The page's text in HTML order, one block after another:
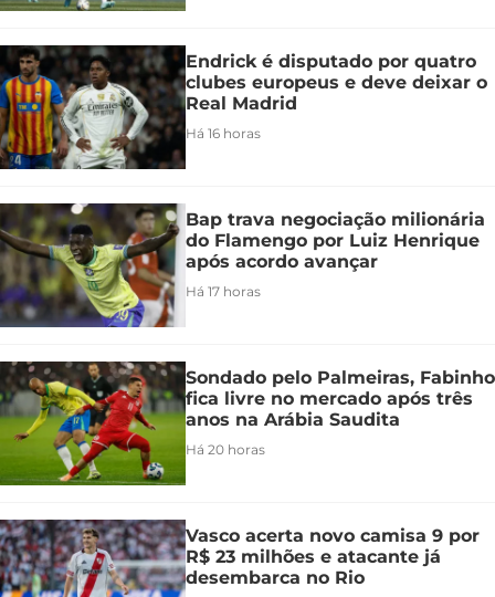
Endrick é disputado por quatro
clubes europeus e deve deixar o
Real Madrid
Há 16 horas
Bap trava negociação milionária
do Flamengo por Luiz Henrique
após acordo avançar
Há 17 horas
Sondado pelo Palmeiras, Fabinho
fica livre no mercado após três
anos na Arábia Saudita
Há 20 horas
Vasco acerta novo camisa 9 por
R$ 23 milhões e atacante já
desembarca no Rio